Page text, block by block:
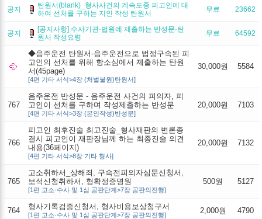
공지
탄원서(blank)_형사사건의 계속도중 피고인에 대
하여 선처를 구하는 지인 작성 탄원서
무료 23662
공지
[공지사항] 수사기관·법원에 제출하는 반성문·탄
원서 작성요령
무료 64592
◆음주운전 탄원서-음주운전으로 법정구속된 피
고인의 선처를 위해 항소심에서 제출하는 탄원
서(45page)
[4편 기타 서식>4장 (처벌불원)탄원서]
30,000원 5584
767
음주운전 반성문 - 음주운전 사건의 피의자, 피
고인이 선처를 구하며 작성제출하는 반성문
[4편 기타 서식>3장 (본인작성)반성문]
20,000원 7103
766
피고인 최후진술 최고진술_형사재판의 변론종
결시 피고인이 재판장님께 하는 최종진술 의견
내용(36페이지)
[4편 기타 서식>8장 기타 형사]
20,000원 7132
765
고소취하서_상해죄, 구속전피의자심문신청서,
보석신청취하서, 형확정증명원
[1편 고소·수사 및 1심 공판단계>7장 공판의진행]
500원 5127
764 형사기록검증신청서, 형사비용보상청구서
[1편 고소·수사 및 1심 공판단계>7장 공판의진행] 2,000원 4790